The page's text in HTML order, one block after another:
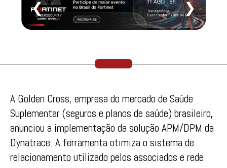
❮ ❯
A Golden Cross, empresa do mercado de Saúde
Suplementar (seguros e planos de saúde) brasileiro,
anunciou a implementação da solução APM/DPM da
Dynatrace. A ferramenta otimiza o sistema de
relacionamento utilizado pelos associados e rede